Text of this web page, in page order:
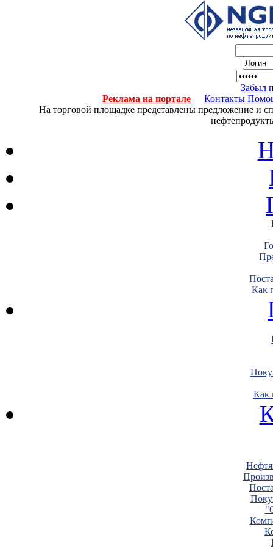
Забыл
Реклама на портале
Контакты
На торговой площадке представлены предложение и
Как
Как